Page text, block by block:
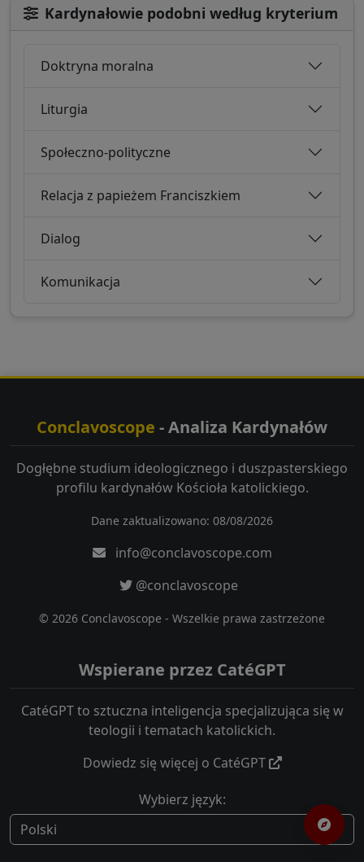
Kardynałowie podobni według kryterium
Doktryna moralna
Liturgia
Społeczno-polityczne
Relacja z papieżem Franciszkiem
Dialog
Komunikacja
Conclavoscope - Analiza Kardynałów
Dogłębne studium ideologicznego i duszpasterskiego
profilu kardynałów Kościoła katolickiego.
Dane zaktualizowano: 08/08/2026
info@conclavoscope.com
@conclavoscope
© 2026 Conclavoscope - Wszelkie prawa zastrzeżone
Wspierane przez CatéGPT
CatéGPT to sztuczna inteligencja specjalizująca się w
teologii i tematach katolickich.
Dowiedz się więcej o CatéGPT
Wybierz język: